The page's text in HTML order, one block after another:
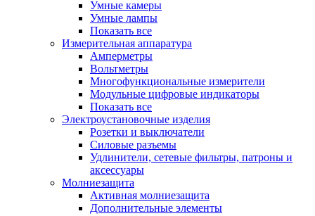
Умные камеры
Умные лампы
Показать все
Измерительная аппаратура
Амперметры
Вольтметры
Многофункциональные измерители
Модульные цифровые индикаторы
Показать все
Электроустановочные изделия
Розетки и выключатели
Силовые разъемы
Удлинители, сетевые фильтры, патроны и
аксессуары
Молниезащита
Активная молниезащита
Дополнительные элементы